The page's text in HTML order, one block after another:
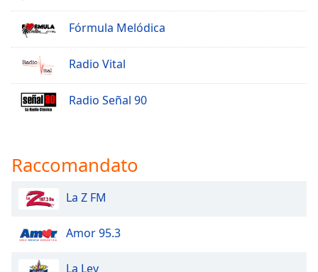
Fórmula Melódica
Radio Vital
Radio Señal 90
Raccomandato
La Z FM
Amor 95.3
La Ley